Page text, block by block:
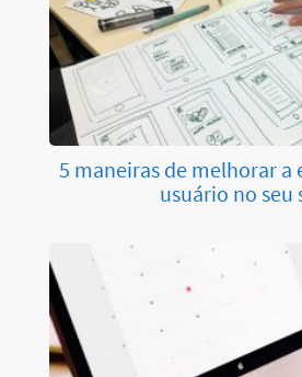
5 maneiras de melhorar a
usuário no seu